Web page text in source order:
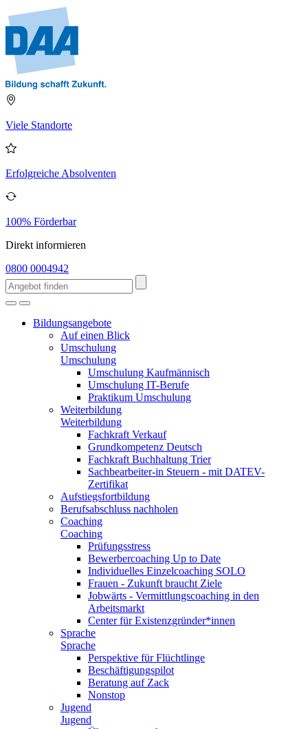
Viele Standorte
Erfolgreiche Absolventen
100% Förderbar
Direkt informieren
0800 0004942
Bildungsangebote
Auf einen Blick
Umschulung
Umschulung
Umschulung Kaufmännisch
Umschulung IT-Berufe
Praktikum Umschulung
Weiterbildung
Weiterbildung
Fachkraft Verkauf
Grundkompetenz Deutsch
Fachkraft Buchhaltung Trier
Sachbearbeiter-in Steuern - mit DATEV-
Zertifikat
Aufstiegsfortbildung
Berufsabschluss nachholen
Coaching
Coaching
Prüfungsstress
Bewerbercoaching Up to Date
Individuelles Einzelcoaching SOLO
Frauen - Zukunft braucht Ziele
Jobwärts - Vermittlungscoaching in den
Arbeitsmarkt
Center für Existenzgründer*innen
Sprache
Sprache
Perspektive für Flüchtlinge
Beschäftigungspilot
Beratung auf Zack
Nonstop
Jugend
Jugend